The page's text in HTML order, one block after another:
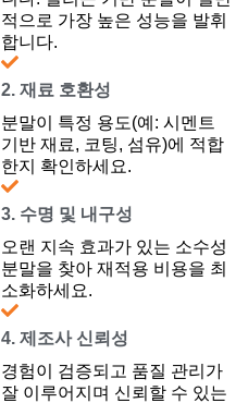
적으로 가장 높은 성능을 발휘
합니다.
2. 재료 호환성
분말이 특정 용도(예: 시멘트
기반 재료, 코팅, 섬유)에 적합
한지 확인하세요.
3. 수명 및 내구성
오랜 지속 효과가 있는 소수성
분말을 찾아 재적용 비용을 최
소화하세요.
4. 제조사 신뢰성
경험이 검증되고 품질 관리가
잘 이루어지며 신뢰할 수 있는